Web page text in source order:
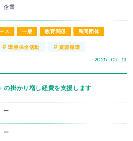
ス 一般 教育関係 民間団体
2025 . 05 . 13
企業
#環境保全活動 # 資源循環
の掛かり増し経費を支援します
ー
ー